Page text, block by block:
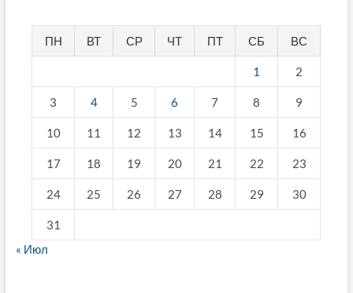
ПН ВТ СР ЧТ ПТ СБ ВС
1 2
3 4 5 6 7 8 9
10 11 12 13 14 15 16
17 18 19 20 21 22 23
24 25 26 27 28 29 30
31
« Июл